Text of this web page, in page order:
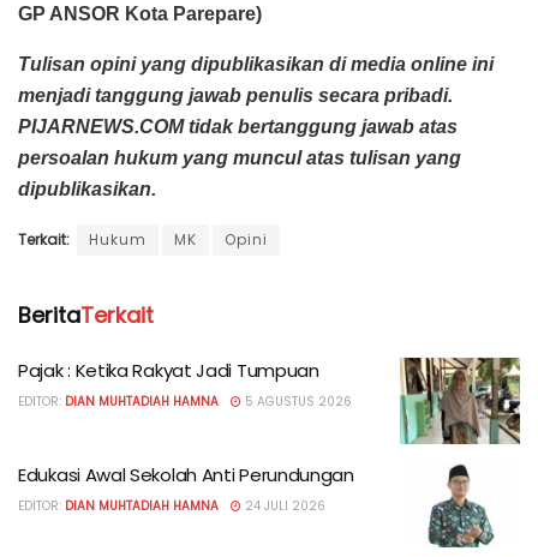
GP ANSOR Kota Parepare)
Tulisan opini yang dipublikasikan di media online ini
menjadi tanggung jawab penulis secara pribadi.
PIJARNEWS.COM tidak bertanggung jawab atas
persoalan hukum yang muncul atas tulisan yang
dipublikasikan.
Terkait: Hukum MK Opini
BeritaTerkait
Pajak : Ketika Rakyat Jadi Tumpuan
EDITOR: DIAN MUHTADIAH HAMNA 5 AGUSTUS 2026
Edukasi Awal Sekolah Anti Perundungan
EDITOR: DIAN MUHTADIAH HAMNA 24 JULI 2026